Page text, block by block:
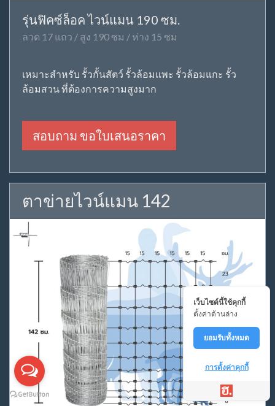
รุ่นฟิคซ์ล็อค ไวน์แมน 190 ซม.
ลวด 17 แถว / สูง 190 ซม / ห่าง 15 ซม
เหมาะสำหรับ รั้วกั้นสัตว์ รั้วล้อมแพะ รั้วล้อมแกะ รั้ว
ล้อมสวน ที่ต้องการความสูงมาก
สอบถาม ขอใบเสนอราคา
ตาข่ายไวน์แมน 142
เว็บไซต์นี้ใช้คุกกี้
ตั้งค่าด้านล่าง
ยอมรับทั้งหมด
การตั้งค่าคุกกี้